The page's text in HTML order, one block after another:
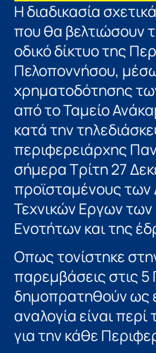
Η διαδικασία
που θα βελτιώσουν
οδικό δίκτυο της
Πελοποννήσου,
χρηματοδότησης
από το Ταμείο
κατά την
περιφερειάρχης
σήμερα Τρίτη 27
προϊσταμένους των
Τεχνικών Εργων
Ενοτήτων και της
Οπως τονίστηκε
παρεμβάσεις στις 5
δημοπρατηθούν ως
αναλογία είναι
για την κάθε